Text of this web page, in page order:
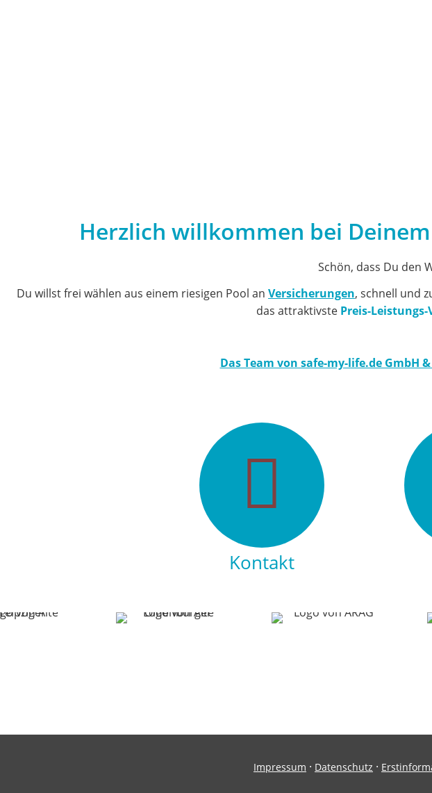
Herzlich willkommen bei
Schön, dass Du den
Du willst frei wählen aus einem riesigen Pool an Versicherungen, schnell und
das attraktivste Preis-
Das Team von safe-my-life.de GmbH &
Kontakt
Impressum · Datenschutz ·